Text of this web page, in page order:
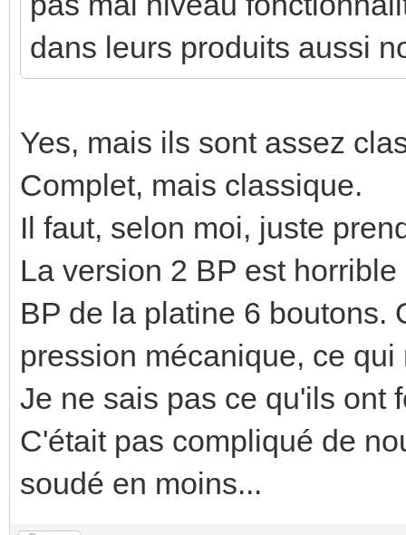
dans leurs produits aussi
Yes, mais ils sont assez
Complet, mais classique.
Il faut, selon moi, juste
La version 2 BP est
BP de la platine 6 boutons.
pression mécanique, ce
Je ne sais pas ce qu'ils ont
C'était pas compliqué de
soudé en moins...